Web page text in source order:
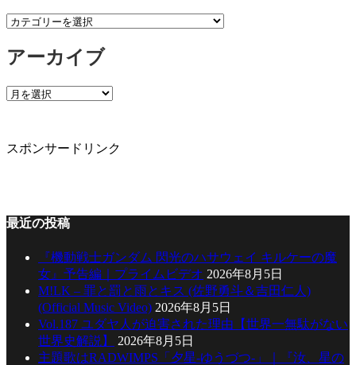
カ
ゴ
ー
アーカイブ
ア
イ
スポンサードリンク
最近の投稿
『機動戦士ガンダム 閃光のハサウェイ キルケーの魔
女』予告編｜プライムビデオ 2026年8月5日
M!LK – 罪と罰と雨とキス (佐野勇斗＆吉田仁人)
(Official Music Video) 2026年8月5日
Vol.187 ユダヤ人が迫害された理由【世界一無駄がない
世界史解説】
2026年8月5日
主題歌はRADWIMPS「夕星-ゆうづつ-」｜『汝、星の